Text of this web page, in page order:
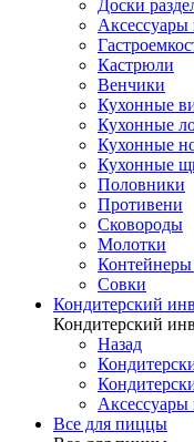
Доски
Кастрюли
Венчики
Кухонные
Кухонные
Кухонные
Кухонные
Половники
Противени
Сковороды
Молотки
Контейнеры
Совки
Кондитерский
Кондитерский
Назад
Аксессуары
Все для пиццы